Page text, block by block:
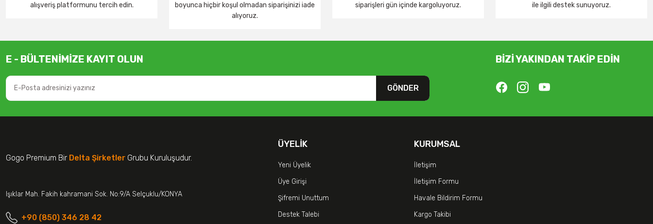
alışveriş platformunu tercih edin.
boyunca hiçbir koşul olmadan siparişinizi iade
alıyoruz.
siparişleri gün içinde kargoluyoruz.
ile ilgili destek sunuyoruz.
E - BÜLTENİMİZE KAYIT OLUN
GÖNDER
BİZİ YAKINDAN TAKİP EDİN
Gogo Premium Bir Delta Şirketler Grubu Kuruluşudur.
Işıklar Mah. Fakih kahramani Sok. No:9/A Selçuklu/KONYA
+90 (850) 346 28 42
ÜYELIK
Yeni Üyelik
Üye Girişi
Şifremi Unuttum
Destek Talebi
KURUMSAL
İletişim
İletişim Formu
Havale Bildirim Formu
Kargo Takibi